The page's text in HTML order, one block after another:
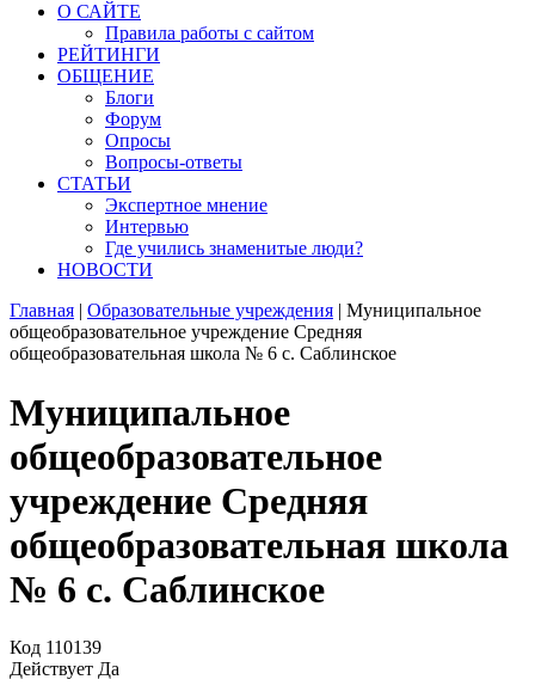
О САЙТЕ
Правила работы с сайтом
РЕЙТИНГИ
ОБЩЕНИЕ
Блоги
Форум
Опросы
Вопросы-ответы
СТАТЬИ
Экспертное мнение
Интервью
Где учились знаменитые люди?
НОВОСТИ
Главная | Образовательные учреждения | Муниципальное
общеобразовательное учреждение Средняя
общеобразовательная школа № 6 с. Саблинское
Муниципальное
общеобразовательное
учреждение Средняя
общеобразовательная школа
№ 6 с. Саблинское
Код 110139
Действует Да